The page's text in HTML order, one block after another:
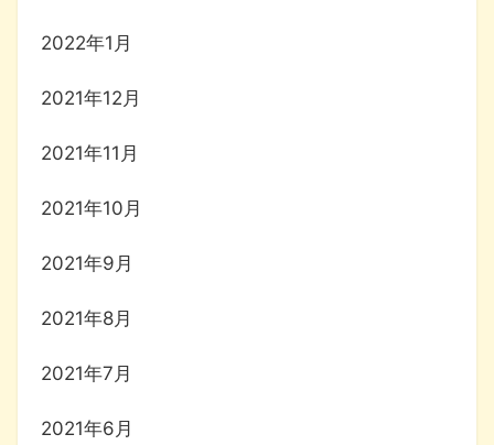
2022年1月
2021年12月
2021年11月
2021年10月
2021年9月
2021年8月
2021年7月
2021年6月